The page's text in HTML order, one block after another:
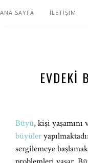
ANA SAYFA İLETİŞİM
EVDEKI
Büyü, kişi
büyüler
sergilemeye